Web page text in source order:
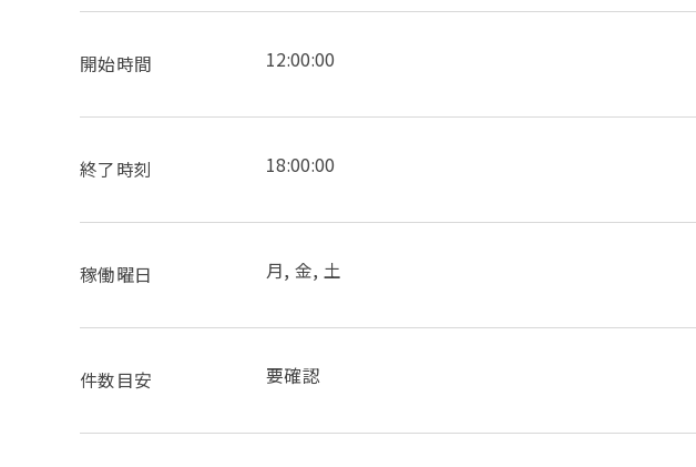
開始時間 12:00:00
終了時刻 18:00:00
稼働曜日 月, 金, 土
件数目安 要確認